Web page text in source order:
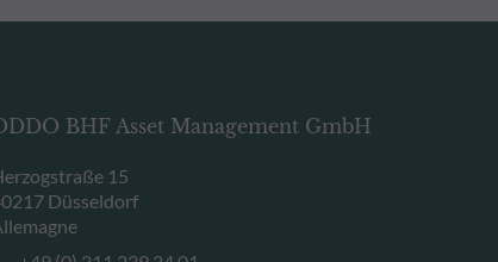
BHF Asset Management GmbH
15
Düsseldorf